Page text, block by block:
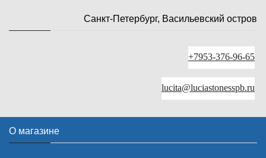
Санкт-Петербург, Васильевский остров
+7953-376-96-65
lucita@luciastonesspb.ru
О магазине